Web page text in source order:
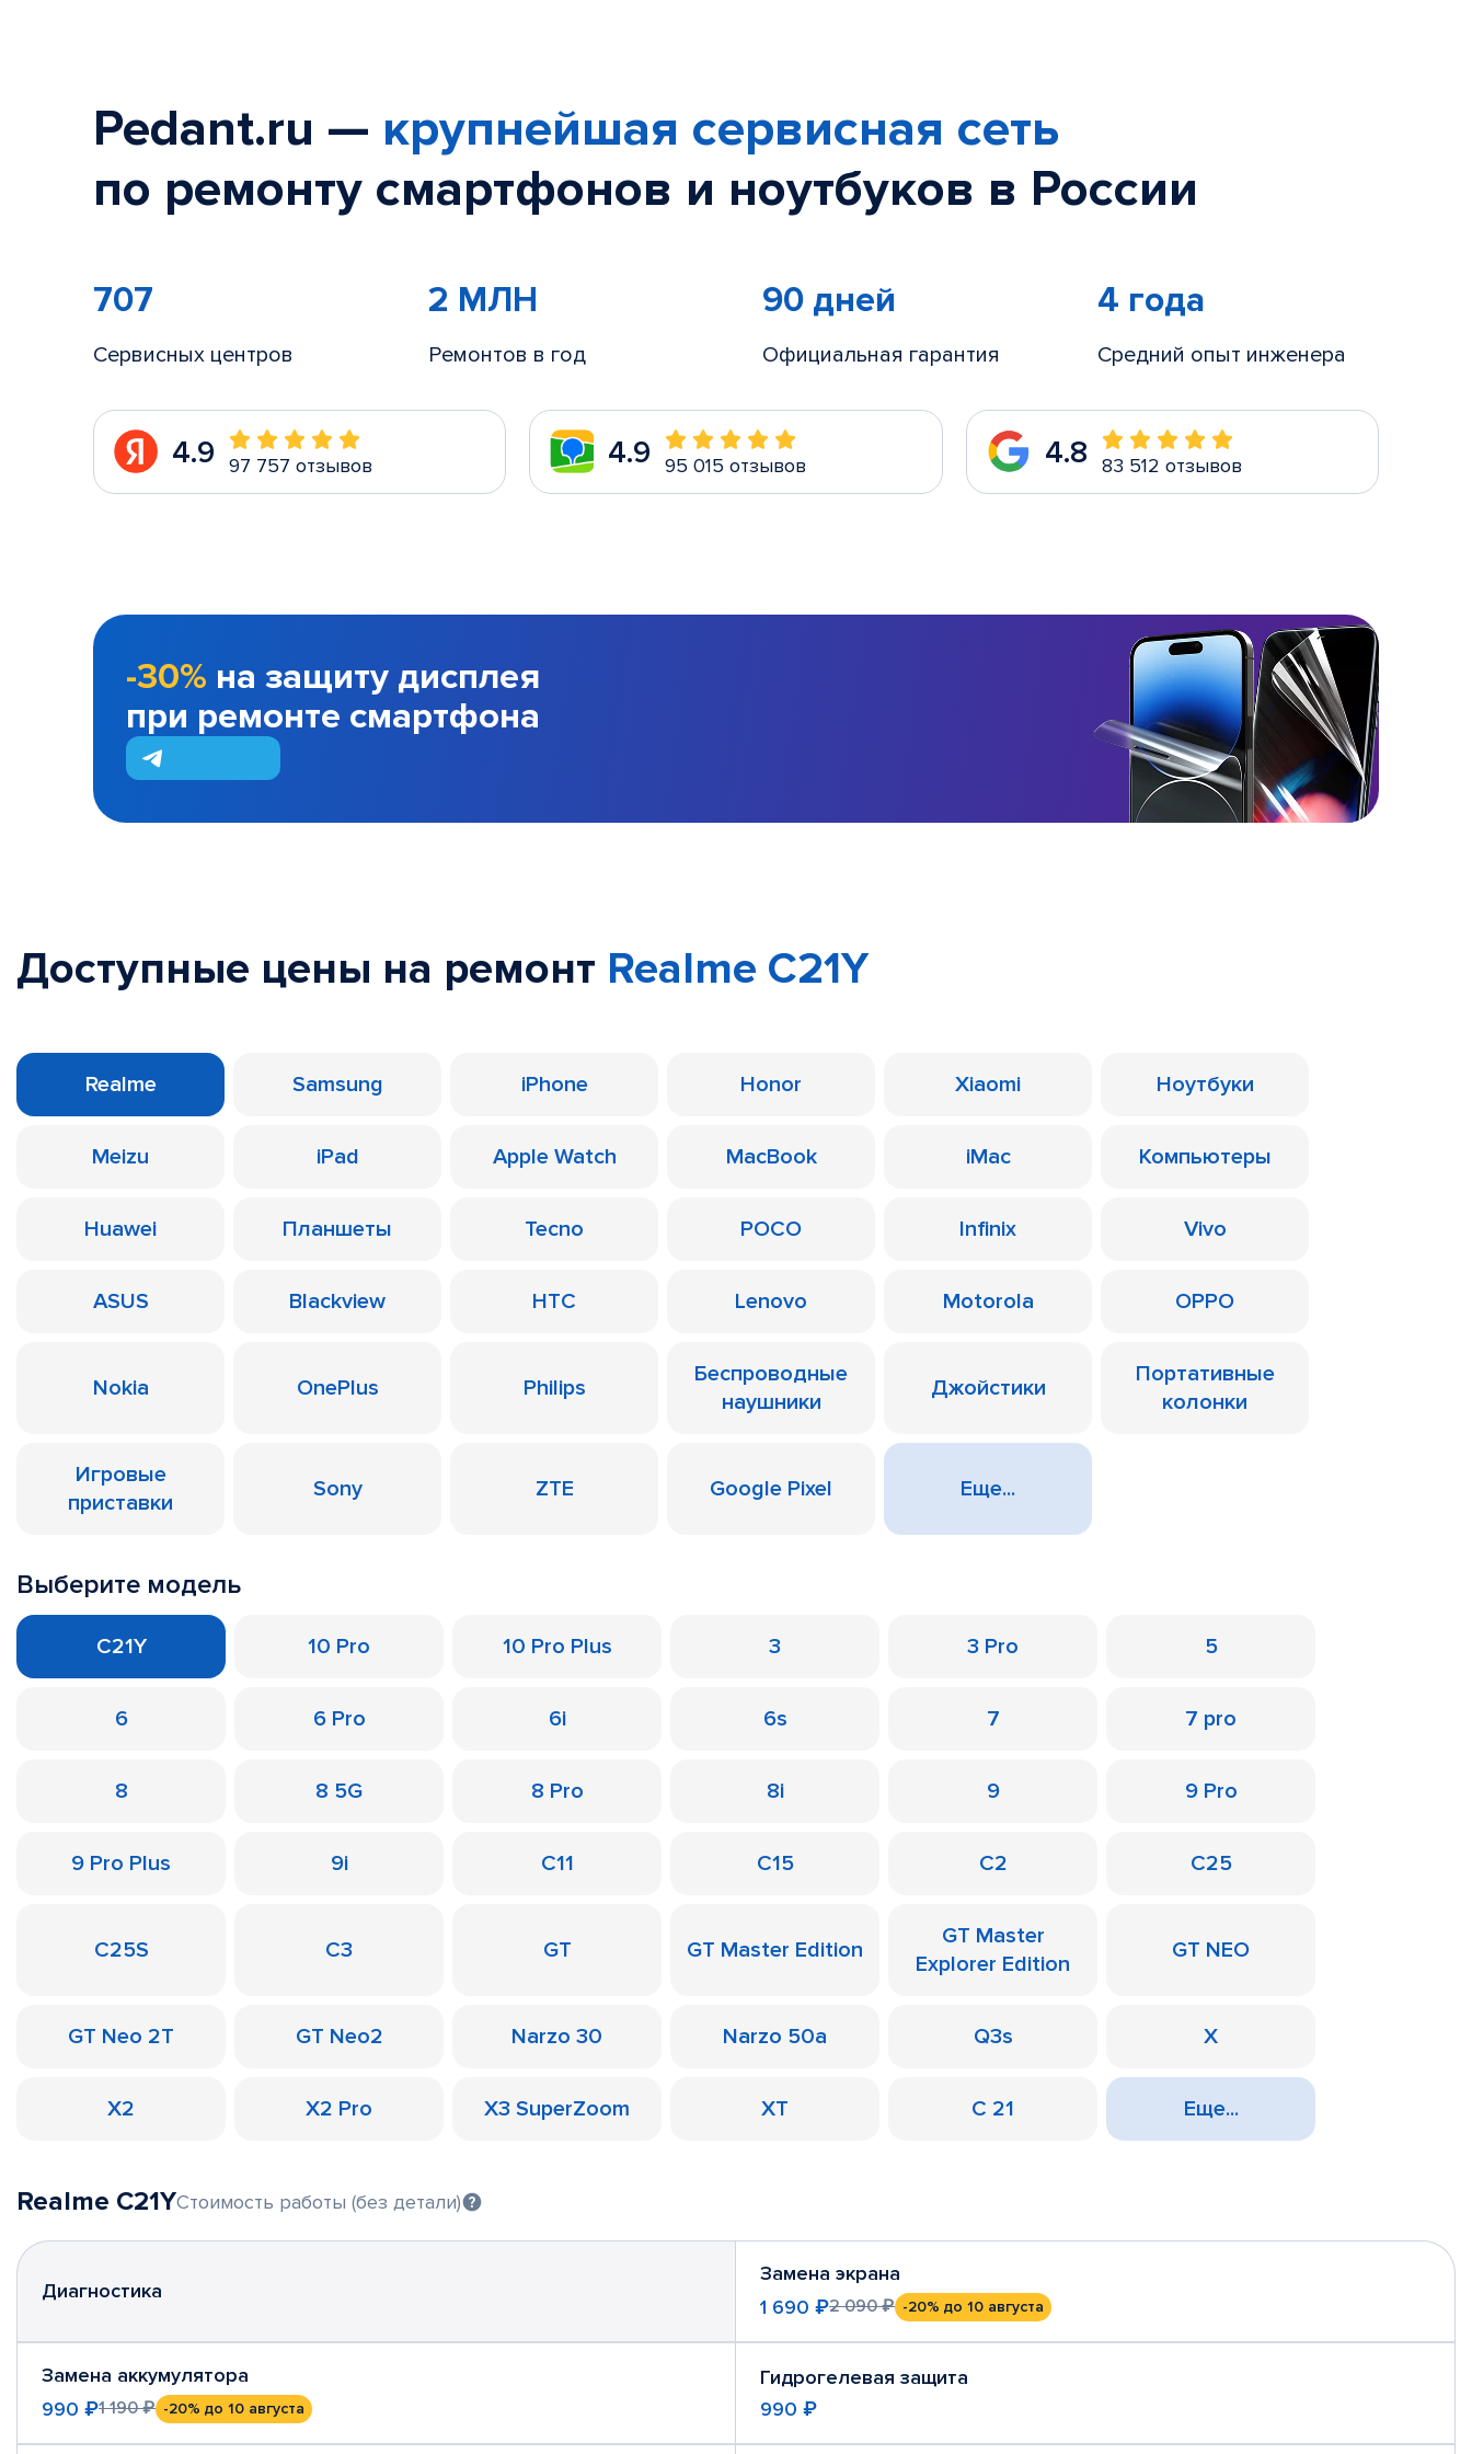
Pedant.ru — крупнейшая сервисная сеть
по ремонту смартфонов и ноутбуков в России
707
Сервисных центров
2 МЛН
Ремонтов в год
90 дней
Официальная гарантия
4 года
Средний опыт инженера
4.9 97 757 отзывов 4.9 95 015 отзывов 4.8 83 512 отзывов
-30% на защиту дисплея
при ремонте смартфона
Доступные цены на ремонт Realme C21Y
Realme Samsung iPhone Honor Xiaomi Ноутбуки
Meizu iPad Apple Watch MacBook iMac Компьютеры
Huawei Планшеты Tecno POCO Infinix Vivo
ASUS Blackview HTC Lenovo Motorola OPPO
Nokia OnePlus Philips
Беспроводные
наушники
Джойстики
Портативные
колонки
Игровые
приставки
Sony ZTE Google Pixel Еще...
Выберите модель
C21Y 10 Pro 10 Pro Plus 3 3 Pro 5
6 6 Pro 6i 6s 7 7 pro
8 8 5G 8 Pro 8i 9 9 Pro
9 Pro Plus 9i C11 C15 C2 C25
C25S C3 GT GT Master Edition
GT Master
Explorer Edition
GT NEO
GT Neo 2T GT Neo2 Narzo 30 Narzo 50a Q3s X
X2 X2 Pro X3 SuperZoom XT С 21 Еще...
Realme C21YСтоимость работы (без детали)
Диагностика
Замена экрана
1 690 ₽2 090 ₽ -20% до 10 августа
Замена аккумулятора
990 ₽1 190 ₽ -20% до 10 августа
Гидрогелевая защита
990 ₽